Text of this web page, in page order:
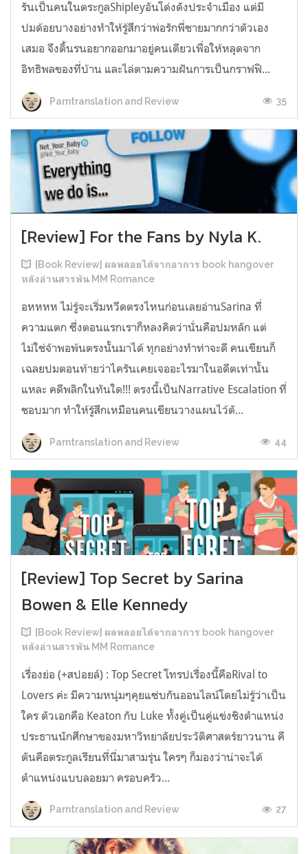
รันเป็นคนในตระกูลShipleyอันโด่งดังประจำเมือง แต่มี
ปมด้อยบางอย่างทำให้รู้สึกว่าพ่อรักพี่ชายมากกว่าตัวเอง
เสมอ จึงดิ้นรนอยากออกมาอยู่คนเดียวเพื่อให้หลุดจาก
อิทธิพลของที่บ้าน และไล่ตามความฝันการเป็นกราฟฟิ...
Parntranslation and Review 35
[Review] For the Fans by Nyla K.
[Book Review] ผลพลอยได้จากอาการ book hangover
หลังอ่านสารพัน MM Romance
อหหหห ไม่รู้จะเริ่มหวีดตรงไหนก่อนเลยอ่านSarina ที่
ความแตก ซึ่งตอนแรกเราก็หลงคิดว่านั่นคือปมหลัก แต่
ไม่ใช่จ้าพอพ้นตรงนั้นมาได้ ทุกอย่างทำท่าจะดี คนเขียนก็
เฉลยปมตอนท้ายว่าไครันเคยเจออะไรมาในอดีตเท่านั้น
แหละ คดีพลิกในทันใด!!! ตรงนี้เป็นNarrative Escalation ที่
ชอบมาก ทำให้รู้สึกเหมือนคนเขียนวางแผนไว้ตั...
Parntranslation and Review 44
[Review] Top Secret by Sarina
Bowen & Elle Kennedy
[Book Review] ผลพลอยได้จากอาการ book hangover
หลังอ่านสารพัน MM Romance
เรื่องย่อ (+สปอยล์) : Top Secret โทรปเรื่องนี้คือRival to
Lovers ค่ะ มีความหนุ่มๆคุยแซ่บกันออนไลน์โดยไม่รู้ว่าเป็น
ใคร ตัวเอกคือ Keaton กับ Luke ทั้งคู่เป็นคู่แข่งชิงตำแหน่ง
ประธานนักศึกษาของมหาวิทยาลัยประวัติศาสตร์ยาวนาน คี
ตันคือตระกูลเรียนที่นี่มาสามรุ่น ใครๆ ก็มองว่าน่าจะได้
ตำแหน่งแบบลอยมา ครอบครัว...
Parntranslation and Review 27